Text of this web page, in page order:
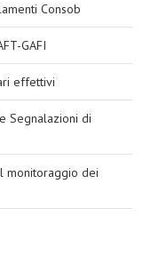
Consob
GAFI
effettivi
Segnalazioni di
monitoraggio dei